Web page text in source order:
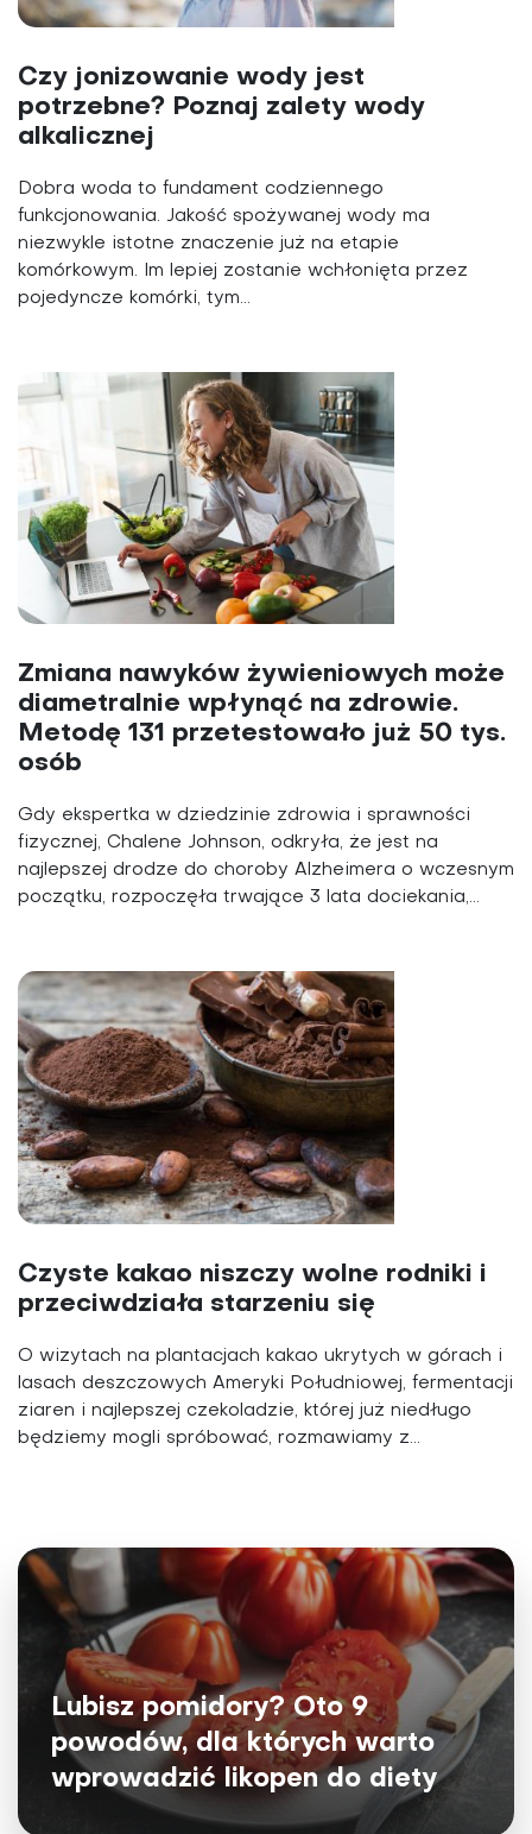
Czy jonizowanie wody jest
potrzebne? Poznaj zalety wody
alkalicznej
Dobra woda to fundament codziennego
funkcjonowania. Jakość spożywanej wody ma
niezwykle istotne znaczenie już na etapie
komórkowym. Im lepiej zostanie wchłonięta przez
pojedyncze komórki, tym...
Zmiana nawyków żywieniowych może
diametralnie wpłynąć na zdrowie.
Metodę 131 przetestowało już 50 tys.
osób
Gdy ekspertka w dziedzinie zdrowia i sprawności
fizycznej, Chalene Johnson, odkryła, że jest na
najlepszej drodze do choroby Alzheimera o wczesnym
początku, rozpoczęła trwające 3 lata dociekania,...
Czyste kakao niszczy wolne rodniki i
przeciwdziała starzeniu się
O wizytach na plantacjach kakao ukrytych w górach i
lasach deszczowych Ameryki Południowej, fermentacji
ziaren i najlepszej czekoladzie, której już niedługo
będziemy mogli spróbować, rozmawiamy z...
Lubisz pomidory? Oto 9
powodów, dla których warto
wprowadzić likopen do diety